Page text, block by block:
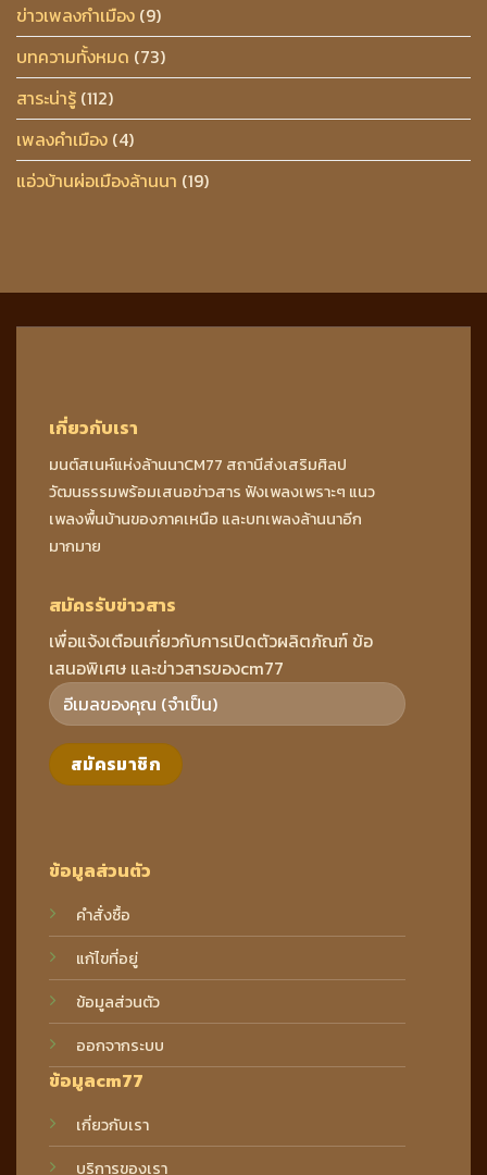
ข่าวเพลงกำเมือง (9)
บทความทั้งหมด (73)
สาระน่ารู้ (112)
เพลงคำเมือง (4)
แอ่วบ้านผ่อเมืองล้านนา (19)
เกี่ยวกับเรา
มนต์สเนห์แห่งล้านนาCM77 สถานีส่งเสริมศิลป
วัฒนธรรมพร้อมเสนอข่าวสาร ฟังเพลงเพราะๆ แนว
เพลงพื้นบ้านของภาคเหนือ และบทเพลงล้านนาอีก
มากมาย
ข้อมูลส่วนตัว
คำสั่งซื้อ
แก้ไขที่อยู่
ข้อมูลส่วนตัว
ออกจากระบบ
ข้อมูลcm77
เกี่ยวกับเรา
บริการของเรา
สมัครรับข่าวสาร
เพื่อแจ้งเตือนเกี่ยวกับการเปิดตัวผลิตภัณฑ์ ข้อ
เสนอพิเศษ และข่าวสารของcm77